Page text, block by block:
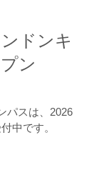
ドンキ
ン
パスは、2026
中です。